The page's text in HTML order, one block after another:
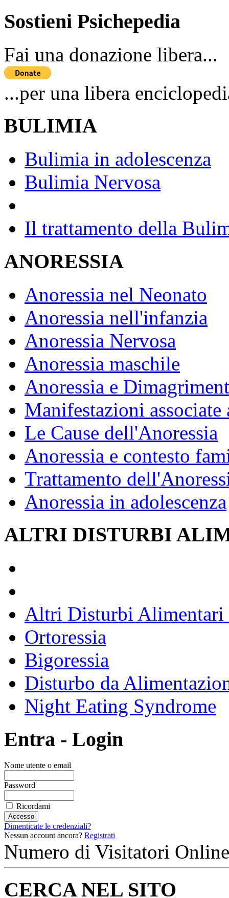
Sostieni Psichepedia
Fai una donazione libera...
...per una libera
BULIMIA
Bulimia in adolescenza
Bulimia Nervosa
Il trattamento della
ANORESSIA
Anoressia nel Neonato
Anoressia nell'infanzia
Anoressia Nervosa
Anoressia maschile
Anoressia e
Manifestazioni
Le Cause dell'Anoressia
Anoressia e contesto
Trattamento
Anoressia in adolescenza
ALTRI DISTURBI
Altri Disturbi Alimentari
Ortoressia
Bigoressia
Disturbo da
Night Eating Syndrome
Entra - Login
Nome utente o email
Password
Ricordami
Dimenticate le credenziali?
Nessun account ancora? Registrati
Numero di Visitatori
CERCA NEL SITO